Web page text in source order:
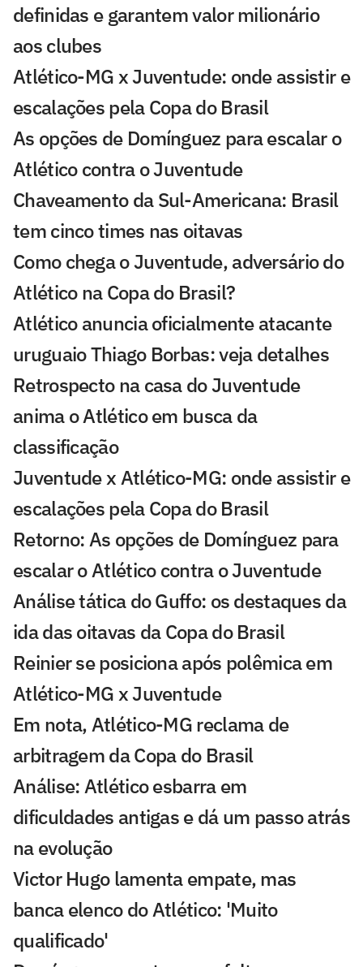
definidas e garantem valor milionário
aos clubes
Atlético-MG x Juventude: onde assistir e
escalações pela Copa do Brasil
As opções de Domínguez para escalar o
Atlético contra o Juventude
Chaveamento da Sul-Americana: Brasil
tem cinco times nas oitavas
Como chega o Juventude, adversário do
Atlético na Copa do Brasil?
Atlético anuncia oficialmente atacante
uruguaio Thiago Borbas: veja detalhes
Retrospecto na casa do Juventude
anima o Atlético em busca da
classificação
Juventude x Atlético-MG: onde assistir e
escalações pela Copa do Brasil
Retorno: As opções de Domínguez para
escalar o Atlético contra o Juventude
Análise tática do Guffo: os destaques da
ida das oitavas da Copa do Brasil
Reinier se posiciona após polêmica em
Atlético-MG x Juventude
Em nota, Atlético-MG reclama de
arbitragem da Copa do Brasil
Análise: Atlético esbarra em
dificuldades antigas e dá um passo atrás
na evolução
Victor Hugo lamenta empate, mas
banca elenco do Atlético: 'Muito
qualificado'